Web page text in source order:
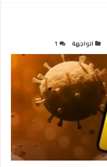
الواجهة 1